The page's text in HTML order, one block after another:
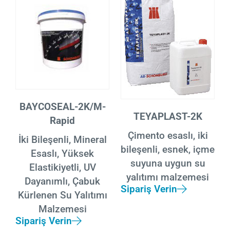
BAYCOSEAL-2K/M-
Rapid
İki Bileşenli, Mineral
Esaslı, Yüksek
Elastikiyetli, UV
Dayanımlı, Çabuk
Kürlenen Su Yalıtımı
Malzemesi
Sipariş Verin
TEYAPLAST-2K
Çimento esaslı, iki
bileşenli, esnek, içme
suyuna uygun su
yalıtımı malzemesi
Sipariş Verin